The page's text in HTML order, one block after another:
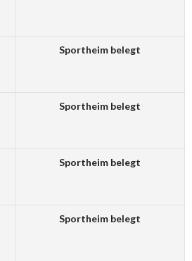
Sportheim belegt
Sportheim belegt
Sportheim belegt
Sportheim belegt